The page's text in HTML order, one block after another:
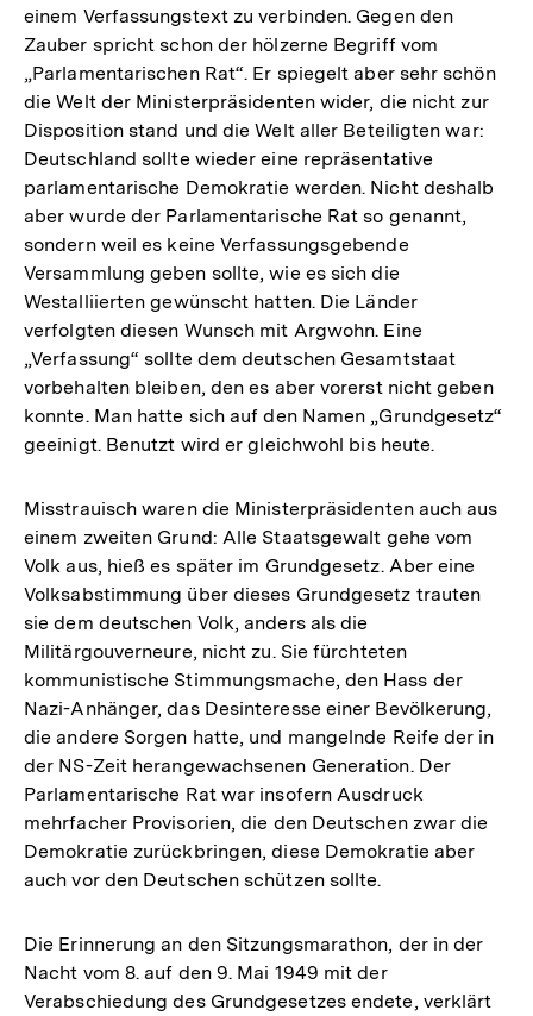
einem Verfassungstext zu verbinden. Gegen den
Zauber spricht schon der hölzerne Begriff vom
„Parlamentarischen Rat“. Er spiegelt aber sehr schön
die Welt der Ministerpräsidenten wider, die nicht zur
Disposition stand und die Welt aller Beteiligten war:
Deutschland sollte wieder eine repräsentative
parlamentarische Demokratie werden. Nicht deshalb
aber wurde der Parlamentarische Rat so genannt,
sondern weil es keine Verfassungsgebende
Versammlung geben sollte, wie es sich die
Westalliierten gewünscht hatten. Die Länder
verfolgten diesen Wunsch mit Argwohn. Eine
„Verfassung“ sollte dem deutschen Gesamtstaat
vorbehalten bleiben, den es aber vorerst nicht geben
konnte. Man hatte sich auf den Namen „Grundgesetz“
geeinigt. Benutzt wird er gleichwohl bis heute.
Misstrauisch waren die Ministerpräsidenten auch aus
einem zweiten Grund: Alle Staatsgewalt gehe vom
Volk aus, hieß es später im Grundgesetz. Aber eine
Volksabstimmung über dieses Grundgesetz trauten
sie dem deutschen Volk, anders als die
Militärgouverneure, nicht zu. Sie fürchteten
kommunistische Stimmungsmache, den Hass der
Nazi-Anhänger, das Desinteresse einer Bevölkerung,
die andere Sorgen hatte, und mangelnde Reife der in
der NS-Zeit herangewachsenen Generation. Der
Parlamentarische Rat war insofern Ausdruck
mehrfacher Provisorien, die den Deutschen zwar die
Demokratie zurückbringen, diese Demokratie aber
auch vor den Deutschen schützen sollte.
Die Erinnerung an den Sitzungsmarathon, der in der
Nacht vom 8. auf den 9. Mai 1949 mit der
Verabschiedung des Grundgesetzes endete, verklärt